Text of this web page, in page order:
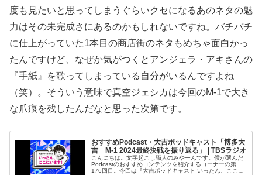
度も見たいと思ってしまうぐらいクセになるあのネタの魅
力はその未完成さにあるのかもしれないですね。バチバチ
に仕上がっていた1本目の商店街のネタもめちゃ面白かっ
たんですけど、なぜか気がつくとアンジェラ・アキさんの
『手紙』を歌ってしまっている自分がいるんですよね
（笑）。そういう意味で真空ジェシカは今回のM-1で大き
な爪痕を残したんだなと思った次第です。
おすすめPodcast・大吉ポッドキャスト「博多大
吉 M-1 2024最終決戦を振り返る」 | TBSラジオ
こんにちは。文字起こし職人のみやーんです。僕が選んだ
Podcastのおすすめコンテンツを紹介するコーナーの第
176回目。今回は『大吉ポッドキャスト いったん、ここに